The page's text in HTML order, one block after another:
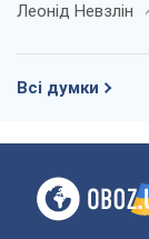
Леонід Невзлін
Всі думки